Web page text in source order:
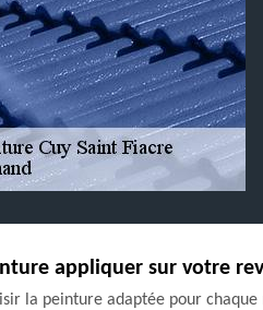
appliquer sur votre
la peinture adaptée pour